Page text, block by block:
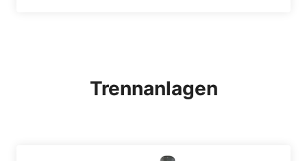
Trennanlagen